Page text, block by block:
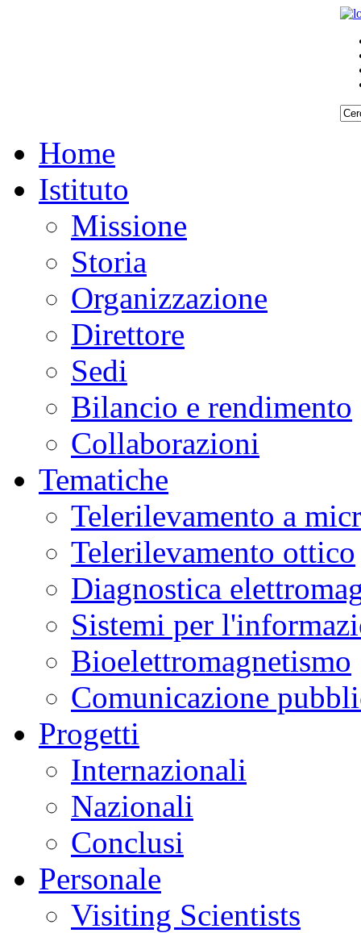
Home
Istituto
Missione
Storia
Organizzazione
Direttore
Sedi
Bilancio e rendimento
Collaborazioni
Tematiche
Telerilevamento a
Telerilevamento ottico
Diagnostica
Sistemi per
Bioelettromagnetismo
Comunicazione
Progetti
Internazionali
Nazionali
Conclusi
Personale
Visiting Scientists